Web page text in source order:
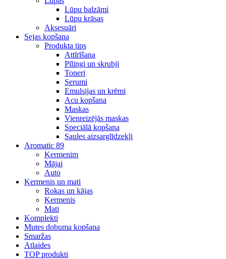
Lūpu balzāmi
Lūpu krāsas
Aksesuāri
Sejas kopšana
Produkta tips
Attīrīšana
Pīlingi un skrubji
Toneri
Serumi
Emulsijas un krēmi
Acu kopšana
Maskas
Vienreizējās maskas
Speciālā kopšana
Saules aizsarglīdzekļi
Aromatic 89
Ķermenim
Mājai
Auto
Ķermenis un mati
Rokas un kājas
Ķermenis
Mati
Komplekti
Mutes dobuma kopšana
Smaržas
Atlaides
TOP produkti